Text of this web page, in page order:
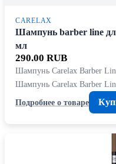
CARELAX
Шампунь barber line
мл
290.00 RUB
Шампунь Carelax Barber
Шампунь Carelax Barber
Подробнее о товаре